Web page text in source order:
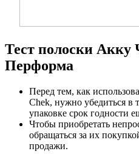
Тест полоски Акку
Перформа
Перед тем, как
Chek, нужно убедиться в
упаковке срок годности
Чтобы приобретать
обращаться за их
продажи.